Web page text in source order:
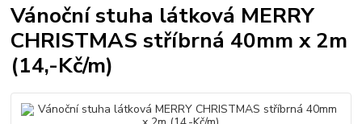
Vánoční stuha látková MERRY
CHRISTMAS stříbrná 40mm x 2m
(14,-Kč/m)